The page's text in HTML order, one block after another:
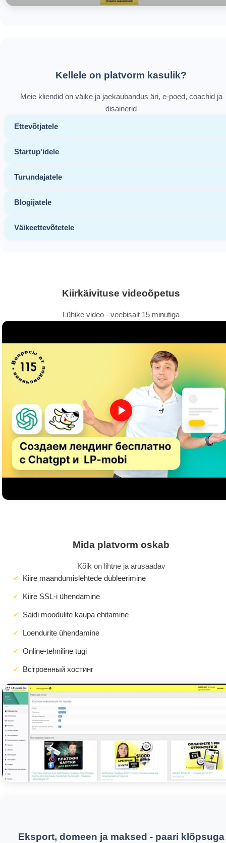
Kellele on platvorm kasulik?
Meie kliendid on väike ja jaekaubandus äri, e-poed, coachid ja
disainerid
Ettevõtjatele
Startup'idele
Turundajatele
Blogijatele
Väikeettevõtetele
Kiirkäivituse videoõpetus
Lühike video - veebisait 15 minutiga
Mida platvorm oskab
Kõik on lihtne ja arusaadav
Kiire maandumislehtede dubleerimine
Kiire SSL-i ühendamine
Saidi moodulite kaupa ehitamine
Loendurite ühendamine
Online-tehniline tugi
Встроенный хостинг
Eksport, domeen ja maksed - paari klõpsuga